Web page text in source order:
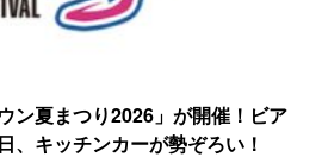
ン夏まつり2026」が開催！ビア
、キッチンカーが勢ぞろい！